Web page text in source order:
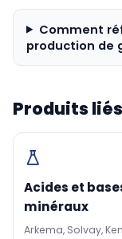
Comment
production de
Produits liés
Acides et
minéraux
Arkema, Solvay,